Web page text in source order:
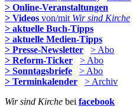
> Online-Veranstaltungen
> Videos von/mit Wir sind Kirche
> aktuelle Buch-Tipps
> aktuelle Medien-Tipps
> Presse-Newsletter
> Abo
> Reform-Ticker
> Abo
> Sonntagsbriefe
> Abo
> Terminkalender
> Archiv
Wir sind Kirche bei facebook